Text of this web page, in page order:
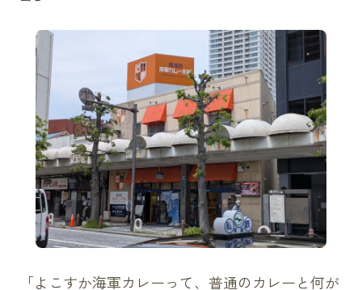
「よこすか海軍カレーって、普通のカレーと何が